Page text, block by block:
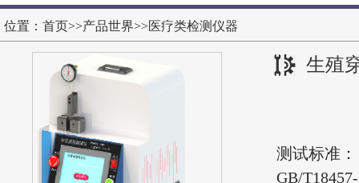
位置： 首页>>产品世界>>医疗类检测仪器
生殖
测试标准：
GB/